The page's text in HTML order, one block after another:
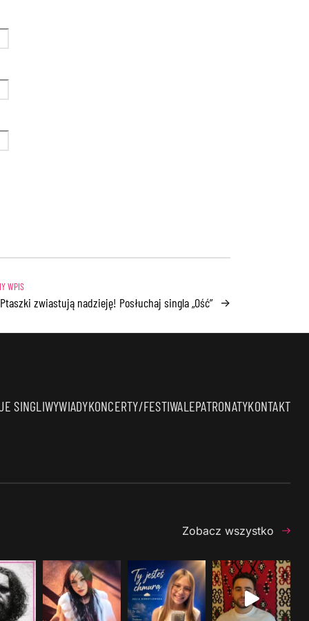
zwiastują nadzieję! Posłuchaj singla „Ość” →
SINGLIWYWIADYKONCERTY/FESTIWALEPATRONATYKONTAKT
Zobacz wszystko